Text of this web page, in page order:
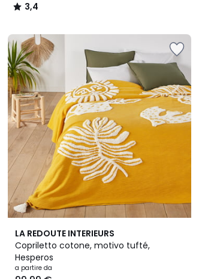
3,4
/
LA REDOUTE INTERIEURS
Copriletto cotone, motivo tufté,
Hesperos
a partire da
4,2
/ 5